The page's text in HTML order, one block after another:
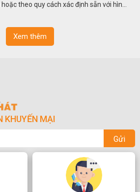
với hình
trong các vườn cảnh. Hay nói
Xem thêm
KHUYẾN MẠI
Gửi